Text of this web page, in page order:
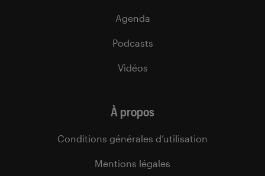
Agenda
Podcasts
Vidéos
À propos
Conditions générales d’utilisation
Mentions légales